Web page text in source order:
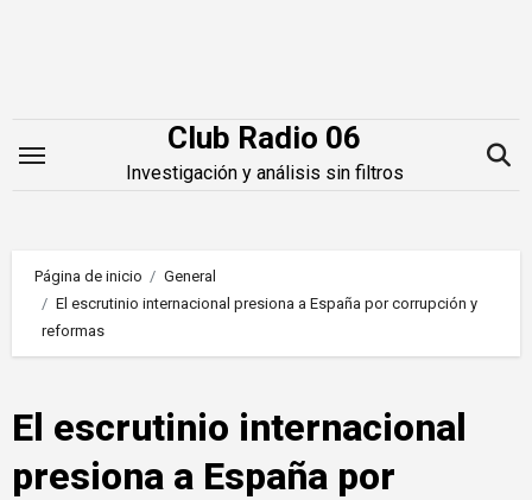
Club Radio 06
Investigación y análisis sin filtros
Página de inicio
General
El escrutinio internacional presiona a España por corrupción y
reformas
El escrutinio internacional
presiona a España por